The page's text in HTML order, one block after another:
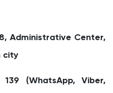
Administrative Center,
city
(WhatsApp, Viber,